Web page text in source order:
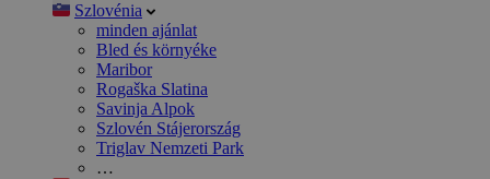
Szlovénia
minden ajánlat
Bled és környéke
Maribor
Rogaška Slatina
Savinja Alpok
Szlovén Stájerország
Triglav Nemzeti Park
…